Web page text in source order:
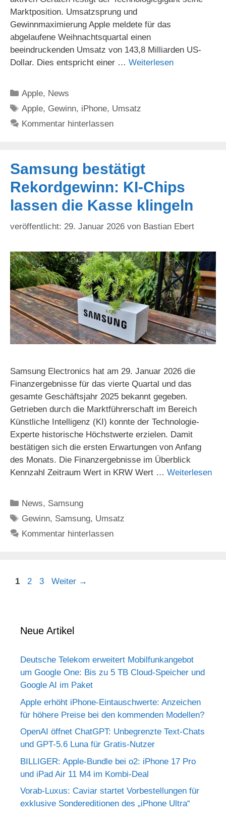
Marktposition. Umsatzsprung und
Gewinnmaximierung Apple meldete für das
abgelaufene Weihnachtsquartal einen
beeindruckenden Umsatz von 143,8 Milliarden US-
Dollar. Dies entspricht einer … Weiterlesen
Kategorien
Apple, News
Schlagwörter
Apple, Gewinn, iPhone, Umsatz
Kommentar hinterlassen
Samsung bestätigt
Rekordgewinn: KI-Chips
lassen die Kasse klingeln
29. Januar 2026 von Bastian Ebert
Samsung Electronics hat am 29. Januar 2026 die
Finanzergebnisse für das vierte Quartal und das
gesamte Geschäftsjahr 2025 bekannt gegeben.
Getrieben durch die Marktführerschaft im Bereich
Künstliche Intelligenz (KI) konnte der Technologie-
Experte historische Höchstwerte erzielen. Damit
bestätigen sich die ersten Erwartungen von Anfang
des Monats. Die Finanzergebnisse im Überblick
Kennzahl Zeitraum Wert in KRW Wert … Weiterlesen
Kategorien
News, Samsung
Schlagwörter
Gewinn, Samsung, Umsatz
Kommentar hinterlassen
Seite
1 Seite
2 Seite
3 Weiter →
Neue Artikel
Deutsche Telekom erweitert Mobilfunkangebot
um Google One: Bis zu 5 TB Cloud-Speicher und
Google AI im Paket
Apple erhöht iPhone-Eintauschwerte: Anzeichen
für höhere Preise bei den kommenden Modellen?
OpenAI öffnet ChatGPT: Unbegrenzte Text-Chats
und GPT-5.6 Luna für Gratis-Nutzer
BILLIGER: Apple-Bundle bei o2: iPhone 17 Pro
und iPad Air 11 M4 im Kombi-Deal
Vorab-Luxus: Caviar startet Vorbestellungen für
exklusive Sondereditionen des „iPhone Ultra“